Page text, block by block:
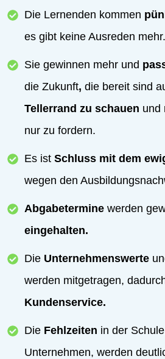
Die Lernenden kommen
es gibt keine Ausreden mehr.
Sie gewinnen mehr und
die Zukunft, die bereit sind
Tellerrand zu schauen und
nur zu fordern.
Es ist Schluss mit dem
wegen den
Abgabetermine werden
eingehalten.
Die Unternehmenswerte
werden mitgetragen,
Kundenservice.
Die Fehlzeiten in der
Unternehmen, werden